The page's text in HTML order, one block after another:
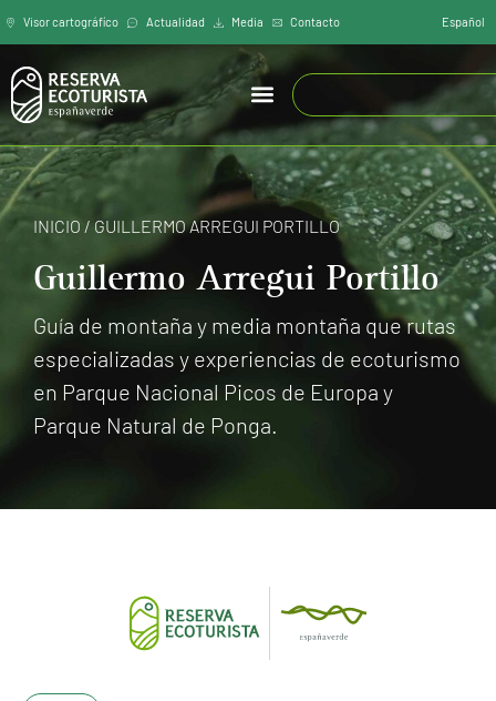
Visor cartográfíco Actualidad Media Contacto Español
INICIO / GUILLERMO ARREGUI PORTILLO
Guillermo Arregui Portillo
Guía de montaña y media montaña que rutas
especializadas y experiencias de ecoturismo
en Parque Nacional Picos de Europa y
Parque Natural de Ponga.